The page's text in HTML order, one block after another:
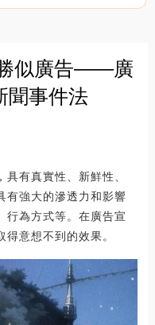
似廣告——廣
聞事件法
有真實性、新鮮性、
有強大的滲透力和影響
行為方式等。在廣告宣
意想不到的效果。